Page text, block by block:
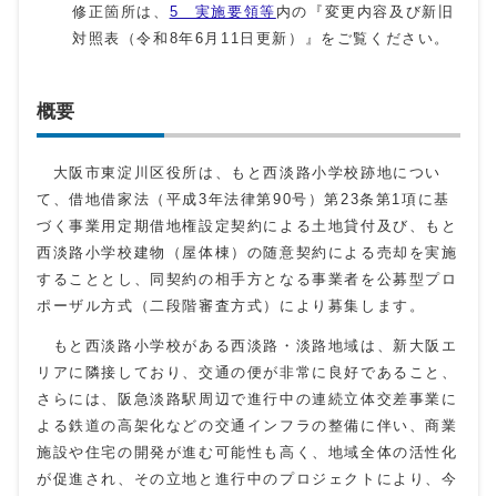
修正箇所は、 5 実施要領等 内の『変更内容及び新旧
対照表（令和8年6月11日更新）』をご覧ください。
概要
大阪市東淀川区役所は、もと西淡路小学校跡地につい
て、借地借家法（平成3年法律第90号）第23条第1項に基
づく事業用定期借地権設定契約による土地貸付及び、もと
西淡路小学校建物（屋体棟）の随意契約による売却を実施
することとし、同契約の相手方となる事業者を公募型プロ
ポーザル方式（二段階審査方式）により募集します。
もと西淡路小学校がある西淡路・淡路地域は、新大阪エ
リアに隣接しており、交通の便が非常に良好であること、
さらには、阪急淡路駅周辺で進行中の連続立体交差事業に
よる鉄道の高架化などの交通インフラの整備に伴い、商業
施設や住宅の開発が進む可能性も高く、地域全体の活性化
が促進され、その立地と進行中のプロジェクトにより、今